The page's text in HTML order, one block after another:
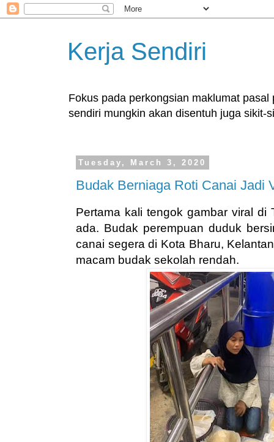
Kerja Sendiri
Fokus pada perkongsian maklumat
sendiri mungkin akan disentuh juga sikit-
Tuesday, March 3, 2020
Budak Berniaga Roti Canai Jadi
Pertama kali tengok gambar viral di
ada. Budak perempuan duduk
canai segera di Kota Bharu,
macam budak sekolah rendah.